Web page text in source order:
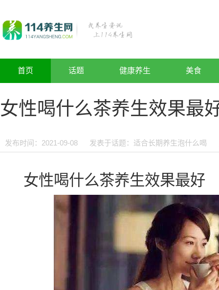
首页 话题 健康养生 美食
女性喝什么茶养生效果最
发布时间：2021-09-08 发表于话题： 适合长期养生泡什么喝
女性喝什么茶养生效果最好